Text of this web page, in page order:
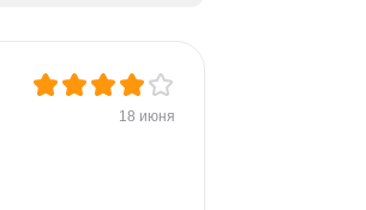
18 июня